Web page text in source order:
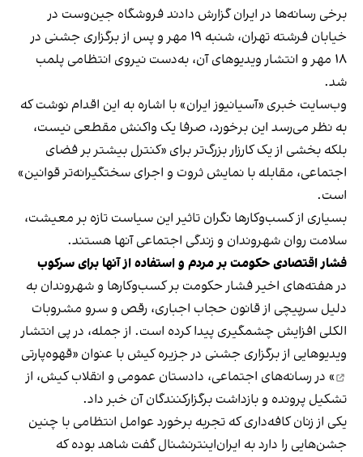
برخی رسانه‌ها در ایران گزارش دادند فروشگاه جین‌وست در
خیابان فرشته تهران، شنبه ۱۹ مهر و پس از برگزاری جشنی در
۱۸ مهر و انتشار ویدیوهای آن، به‌دست نیروی انتظامی پلمب
شد.
وب‌سایت خبری «آسیانیوز ایران» با اشاره به این اقدام نوشت که
به نظر می‌رسد این برخورد، صرفا یک واکنش مقطعی نیست،
بلکه بخشی از یک کارزار بزرگ‌تر برای «کنترل بیشتر بر فضای
اجتماعی، مقابله با نمایش ثروت و اجرای سختگیرانه‌تر قوانین»
است.
بسیاری از کسب‌وکارها نگران تاثیر این سیاست‌ تازه بر معیشت،
سلامت روان شهروندان و زندگی اجتماعی آنها هستند.
فشار اقتصادی حکومت بر مردم و استفاده از آنها برای سرکوب
در هفته‌های اخیر فشار حکومت بر کسب‌وکارها و شهروندان به
دلیل سرپیچی از قانون حجاب اجباری، رقص و سرو مشروبات
الکلی افزایش چشمگیری پیدا کرده است. از جمله، در پی انتشار
ویدیوهایی از برگزاری جشنی در جزیره کیش با عنوان «قهوه‌پارتی
» در رسانه‌های اجتماعی، دادستان عمومی و انقلاب کیش، از
تشکیل پرونده و بازداشت برگزارکنندگان آن خبر داد.
یکی از زنان کافه‌داری که تجربه برخورد عوامل انتظامی با چنین
جشن‌هایی را دارد به ایران‌اینترنشنال گفت شاهد بوده که